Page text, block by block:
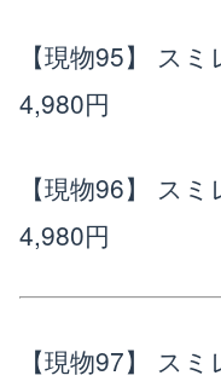
【現物95】 ス
4,980円
【現物96】 ス
4,980円
【現物97】 ス